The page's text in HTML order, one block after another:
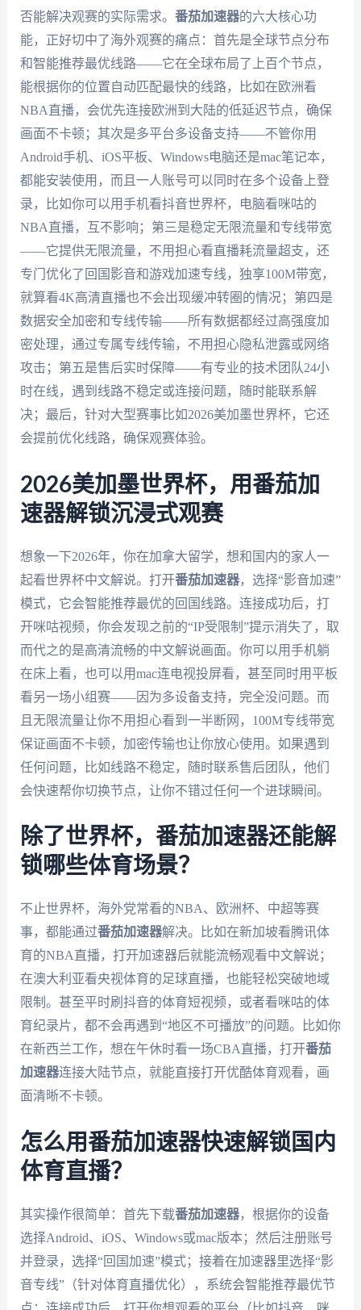
否能解决观赛的实际需求。 番茄加速器的六大核心功
能，正好切中了海外观赛的痛点：首先是全球节点分布
和智能推荐最优线路——它在全球布局了上百个节点，
能根据你的位置自动匹配最快的线路，比如在欧洲看
NBA直播，会优先连接欧洲到大陆的低延迟节点，确保
画面不卡顿；其次是多平台多设备支持——不管你用
Android手机、iOS平板、Windows电脑还是mac笔记本，
都能安装使用，而且一人账号可以同时在多个设备上登
录，比如你可以用手机看抖音世界杯，电脑看咪咕的
NBA直播，互不影响；第三是稳定无限流量和专线带宽
——它提供无限流量，不用担心看直播耗流量超支，还
专门优化了回国影音和游戏加速专线，独享100M带宽，
就算看4K高清直播也不会出现缓冲转圈的情况；第四是
数据安全加密和专线传输——所有数据都经过高强度加
密处理，通过专属专线传输，不用担心隐私泄露或网络
攻击；第五是售后实时保障——有专业的技术团队24小
时在线，遇到线路不稳定或连接问题，随时能联系解
决；最后，针对大型赛事比如2026美加墨世界杯，它还
会提前优化线路，确保观赛体验。
2026美加墨世界杯，用番茄加
速器解锁沉浸式观赛
想象一下2026年，你在加拿大留学，想和国内的家人一
起看世界杯中文解说。打开番茄加速器，选择“影音加速”
模式，它会智能推荐最优的回国线路。连接成功后，打
开咪咕视频，你会发现之前的“IP受限制”提示消失了，取
而代之的是高清流畅的中文解说画面。你可以用手机躺
在床上看，也可以用mac连电视投屏看，甚至同时用平板
看另一场小组赛——因为多设备支持，完全没问题。而
且无限流量让你不用担心看到一半断网，100M专线带宽
保证画面不卡顿，加密传输也让你放心使用。如果遇到
任何问题，比如线路不稳定，随时联系售后团队，他们
会快速帮你切换节点，让你不错过任何一个进球瞬间。
除了世界杯，番茄加速器还能解
锁哪些体育场景？
不止世界杯，海外党常看的NBA、欧洲杯、中超等赛
事，都能通过番茄加速器解决。比如在新加坡看腾讯体
育的NBA直播，打开加速器后就能流畅观看中文解说；
在澳大利亚看央视体育的足球直播，也能轻松突破地域
限制。甚至平时刷抖音的体育短视频，或者看咪咕的体
育纪录片，都不会再遇到“地区不可播放”的问题。比如你
在新西兰工作，想在午休时看一场CBA直播，打开番茄
加速器连接大陆节点，就能直接打开优酷体育观看，画
面清晰不卡顿。
怎么用番茄加速器快速解锁国内
体育直播？
其实操作很简单：首先下载番茄加速器，根据你的设备
选择Android、iOS、Windows或mac版本；然后注册账号
并登录，选择“回国加速”模式；接着在加速器里选择“影
音专线”（针对体育直播优化），系统会智能推荐最优节